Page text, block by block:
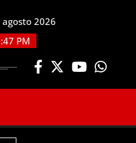
2026
PM